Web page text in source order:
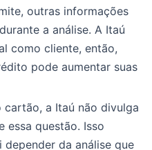
outras informações
a análise. A Itaú
como cliente, então,
pode aumentar suas
a Itaú não divulga
essa questão. Isso
da análise que